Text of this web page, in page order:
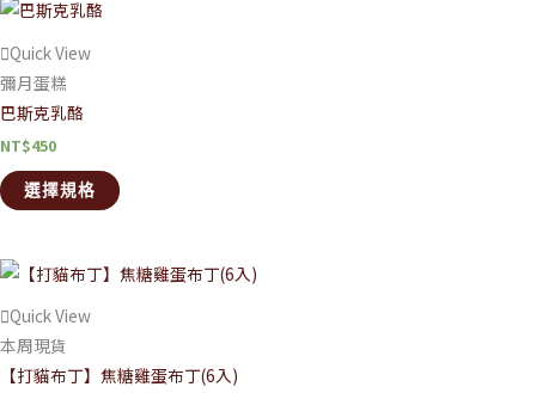
Quick View
彌月蛋糕
巴斯克乳酪
NT$450
選擇規格
Quick View
本周現貨
【打貓布丁】焦糖雞蛋布丁(6入)